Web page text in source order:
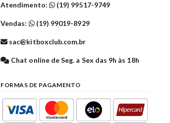
Atendimento: (19) 99517-9749
Vendas: (19) 99019-8929
sac@kitboxclub.com.br
Chat online de Seg. a Sex das 9h às 18h
FORMAS DE PAGAMENTO